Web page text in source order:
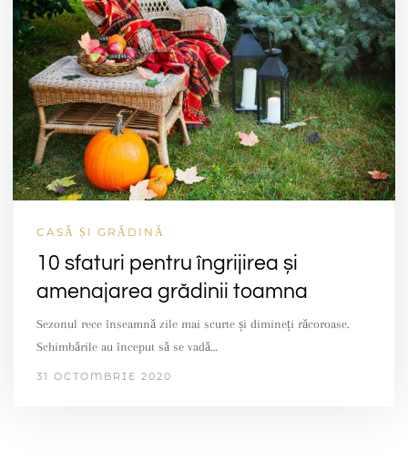
CASĂ ȘI GRĂDINĂ
10 sfaturi pentru îngrijirea și
amenajarea grădinii toamna
Sezonul rece înseamnă zile mai scurte și dimineți răcoroase.
Schimbările au început să se vadă…
31 OCTOMBRIE 2020